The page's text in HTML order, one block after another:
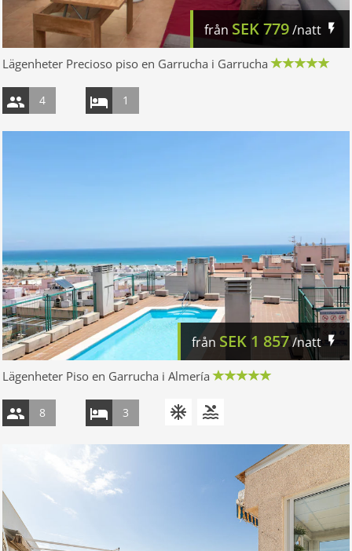
från SEK779/natt
Lägenheter Precioso piso en Garrucha i Garrucha
4 1
från SEK 1 857/natt
Lägenheter Piso en Garrucha i Almería
8 3